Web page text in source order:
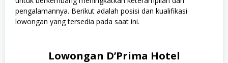
pengalamannya. Berikut adalah posisi dan kualifikasi
lowongan yang tersedia pada saat ini.
Lowongan D’Prima Hotel